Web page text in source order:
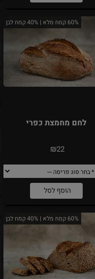
60% קמח מלא | 40% קמח לבן
לחם מחמצת כפרי
₪22
הוסף לסל
60% קמח מלא | 40% קמח לבן